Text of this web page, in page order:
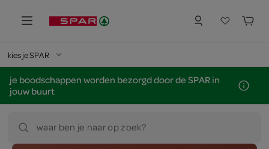
kies je SPAR
je boodschappen worden bezorgd door de SPAR in
jouw buurt
waar ben je naar op zoek?